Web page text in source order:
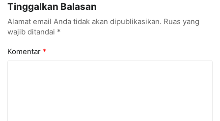
Tinggalkan Balasan
Alamat email Anda tidak akan dipublikasikan. Ruas yang
wajib ditandai *
Komentar *